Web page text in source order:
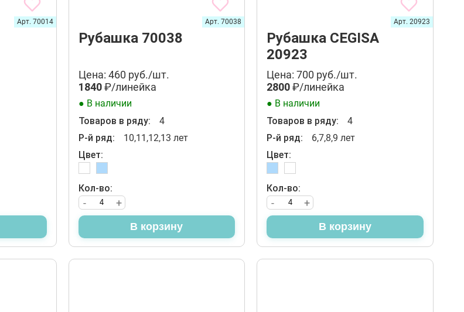
Арт. 70014
Рубашка 70038
Арт. 70038
Цена: 460 руб./шт.
1840₽/линейка
● В наличии
Товаров в ряду:
4
Р-й ряд:
10,11,12,13 лет
Цвет:
Кол-во:
+
-
В корзину
Рубашка CEGISA
20923
Арт. 20923
Цена: 700 руб./шт.
2800₽/линейка
● В наличии
Товаров в ряду:
4
Р-й ряд:
6,7,8,9 лет
Цвет:
Кол-во:
+
-
В корзину